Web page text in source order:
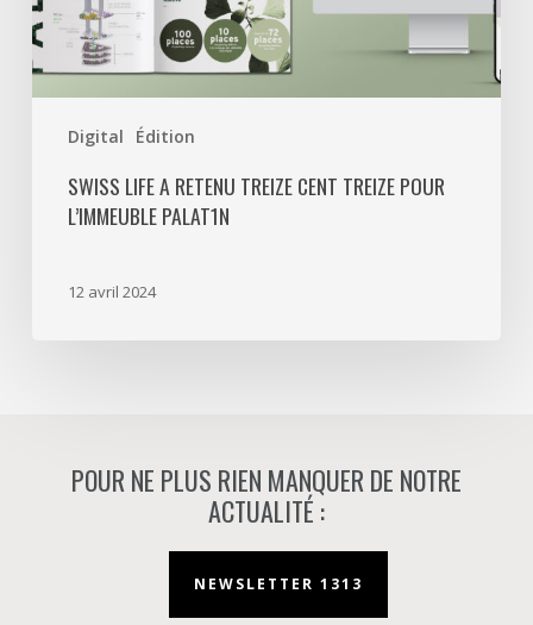
Digital Édition
pour
l’immeuble
Palat1n
SWISS LIFE A RETENU TREIZE CENT TREIZE POUR
L’IMMEUBLE PALAT1N
12 avril 2024
POUR NE PLUS RIEN MANQUER DE NOTRE
ACTUALITÉ :
NEWSLETTER 1313